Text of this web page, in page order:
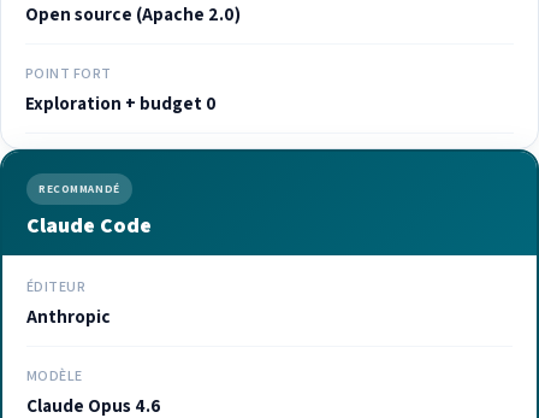
Open source (Apache 2.0)
POINT FORT
Exploration + budget 0
RECOMMANDÉ
Claude Code
ÉDITEUR
Anthropic
MODÈLE
Claude Opus 4.6